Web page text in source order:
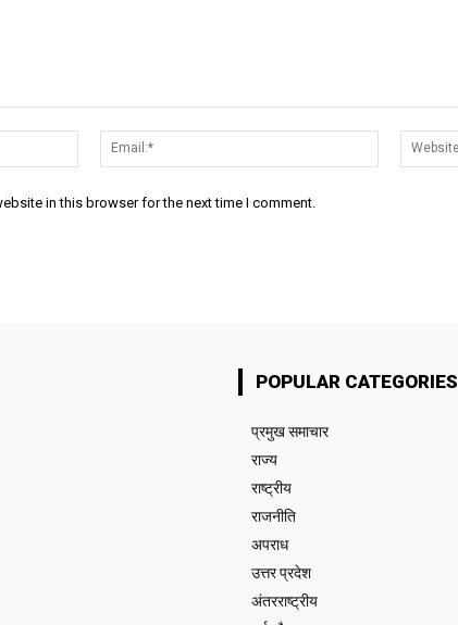
Name:*
Email:*
in this browser for the next time I comment.
POPULAR CATEGORIES
प्रमुख समाचार‎
राज्य
राष्ट्रीय
राजनीति
अपराध
उत्तर प्रदेश
अंतरराष्ट्रीय